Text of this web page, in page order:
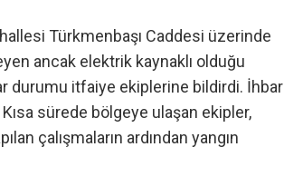
Türkmenbaşı Caddesi üzerinde
ancak elektrik kaynaklı olduğu
durumu itfaiye ekiplerine bildirdi. İhbar
sürede bölgeye ulaşan ekipler,
çalışmaların ardından yangın